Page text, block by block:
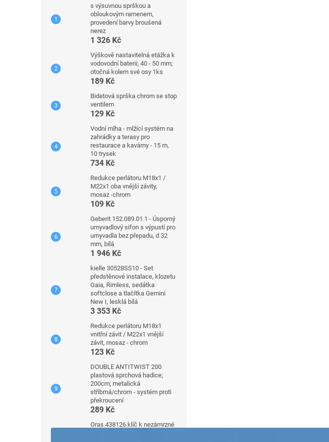
s výsuvnou sprškou a
obloukovým ramenem,
provedení barvy broušená
nerez
1 326 Kč
Výškově nastavitelná etážka k
vodovodní baterii; 40 - 50 mm;
otočná kolem své osy 1ks
189 Kč
Bidetová sprška chrom se stop
ventilem
129 Kč
Vodní mlha - mlžící systém na
zahrádky a terasy pro
restaurace a kavárny - 15 m,
10 trysek
734 Kč
Redukce perlátoru M18x1 /
M22x1 oba vnější závity,
mosaz -chrom
109 Kč
Geberit 152.089.01.1 - Úsporný
umyvadlový sifon s výpustí pro
umyvadla bez přepadu, d 32
mm, bílá
1 946 Kč
kielle 30528SS10 - Set
předstěnové instalace, klozetu
Gaia, Rimless, sedátka
softclose a tlačítka Gemini
New I, lesklá bílá
3 353 Kč
Redukce perlátoru M18x1
vnitřní závit / M22x1 vnější
závit, mosaz - chrom
123 Kč
DOUBLE ANTITWIST 200
plastová sprchová hadice;
200cm; metalická
stříbrná/chrom - systém proti
překroucení
289 Kč
Oras 438126 klíč k nezámrzné